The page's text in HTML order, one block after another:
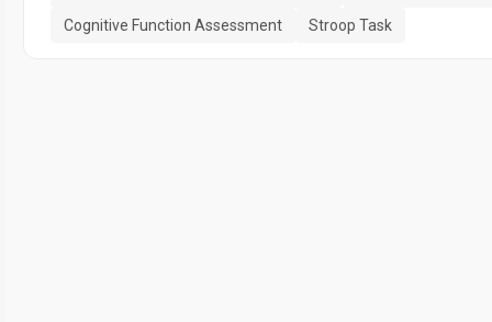
Cognitive Function Assessment
Stroop Task